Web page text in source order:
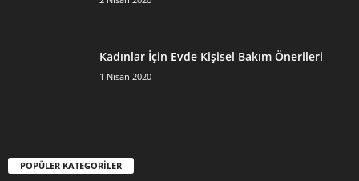
Kadınlar İçin Evde Kişisel Bakım Önerileri
1 Nisan 2020
POPÜLER KATEGORİLER